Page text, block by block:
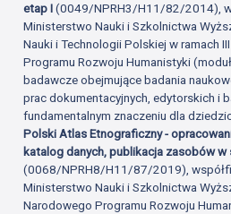
etap I(0049/NPRH3/H11/82/2014),
Ministerstwo Nauki i Szkolnictwa
Nauki i Technologii Polskiej w ramach
Programu Rozwoju Humanistyki
badawcze obejmujące badania
prac dokumentacyjnych, edytorskich i
fundamentalnym znaczeniu dla
Polski Atlas Etnograficzny -
katalog danych, publikacja zasobów w
(0068/NPRH8/H11/87/2019),
Ministerstwo Nauki i Szkolnictwa
Narodowego Programu Rozwoju